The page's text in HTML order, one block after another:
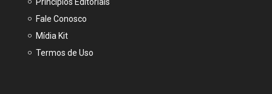
Fale Conosco
Mídia Kit
Termos de Uso